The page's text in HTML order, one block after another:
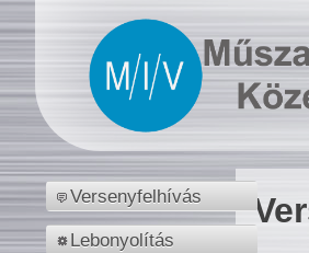
Versenyfelhívás
Lebonyolítás